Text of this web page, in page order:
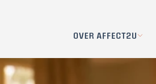
OVER AFFECT2U